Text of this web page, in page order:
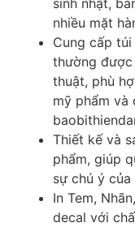
nhiều mặt
Cung cấp
thường
thuật, phù
mỹ phẩm và
Thiết kế và
phẩm, giúp
sự chú ý
In Tem,
decal với